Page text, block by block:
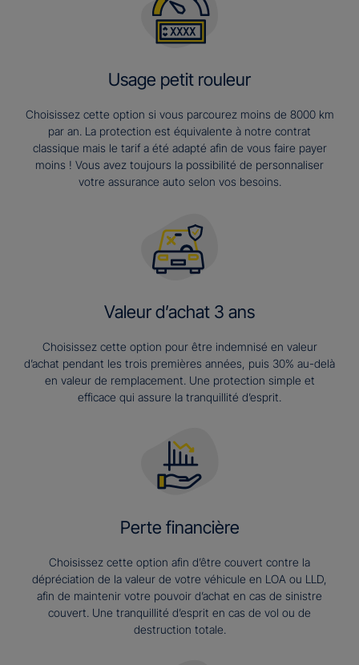
Usage petit rouleur
Choisissez cette option si vous parcourez moins de 8000 km
par an. La protection est équivalente à notre contrat
classique mais le tarif a été adapté afin de vous faire payer
moins ! Vous avez toujours la possibilité de personnaliser
votre assurance auto selon vos besoins.
Valeur d’achat 3 ans​
Choisissez cette option pour être indemnisé en valeur
d’achat pendant les trois premières années, puis 30% au-delà
en valeur de remplacement. Une protection simple et
efficace qui assure la tranquillité d’esprit.
Perte financière
Choisissez cette option afin d’être couvert contre la
dépréciation de la valeur de votre véhicule en LOA ou LLD,
afin de maintenir votre pouvoir d’achat en cas de sinistre
couvert. Une tranquillité d’esprit en cas de vol ou de
destruction totale.